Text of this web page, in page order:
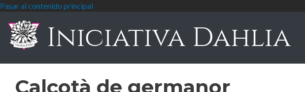
Pasar al contenido principal
Iniciativa Dahlia
Calçotà de germanor